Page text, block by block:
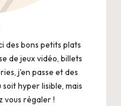
des bons petits plats
de jeux vidéo, billets
j'en passe et des
soit hyper lisible, mais
vous régaler !